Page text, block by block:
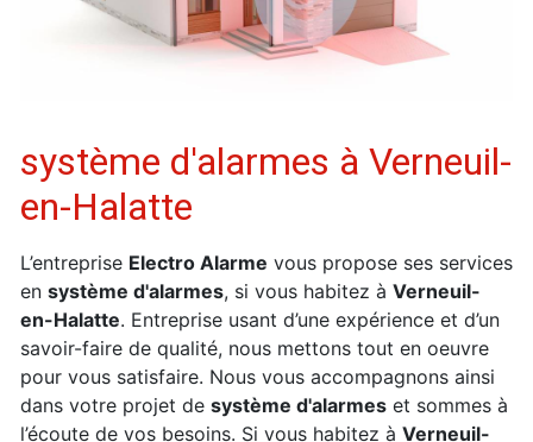
système d'alarmes à Verneuil-
en-Halatte
L’entreprise Electro Alarme vous propose ses services
en système d'alarmes, si vous habitez à Verneuil-
en-Halatte. Entreprise usant d’une expérience et d’un
savoir-faire de qualité, nous mettons tout en oeuvre
pour vous satisfaire. Nous vous accompagnons ainsi
dans votre projet de système d'alarmes et sommes à
l’écoute de vos besoins. Si vous habitez à Verneuil-